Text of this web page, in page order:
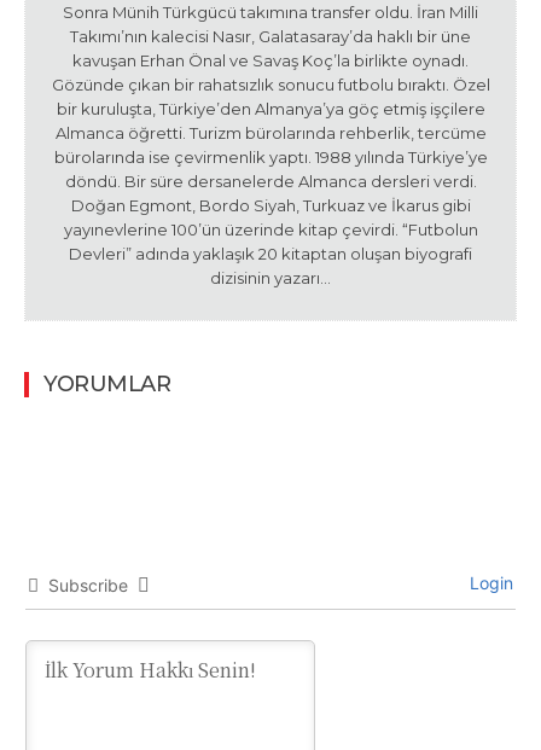
Sonra Münih Türkgücü takımına transfer oldu. İran Milli
Takımı’nın kalecisi Nasır, Galatasaray’da haklı bir üne
kavuşan Erhan Önal ve Savaş Koç’la birlikte oynadı.
Gözünde çıkan bir rahatsızlık sonucu futbolu bıraktı. Özel
bir kuruluşta, Türkiye’den Almanya’ya göç etmiş işçilere
Almanca öğretti. Turizm bürolarında rehberlik, tercüme
bürolarında ise çevirmenlik yaptı. 1988 yılında Türkiye’ye
döndü. Bir süre dersanelerde Almanca dersleri verdi.
Doğan Egmont, Bordo Siyah, Turkuaz ve İkarus gibi
yayınevlerine 100’ün üzerinde kitap çevirdi. “Futbolun
Devleri” adında yaklaşık 20 kitaptan oluşan biyografi
dizisinin yazarı…
YORUMLAR
Subscribe Login